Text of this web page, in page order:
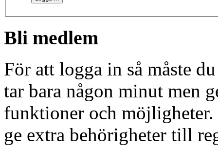
Bli medlem
För att logga in så måste
tar bara någon minut men
funktioner och
ge extra behörigheter till